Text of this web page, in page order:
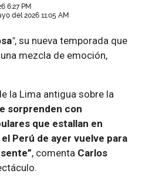
6:27 PM
del 2026 11:05 AM
", su nueva temporada que
mezcla de emoción,
la Lima antigua sobre la
sorprenden con
que estallan en
Perú de ayer vuelve para
, comenta Carlos